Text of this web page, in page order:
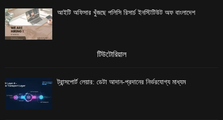
আইটি অফিসার খুঁজছে পলিসি রিসার্চ ইনস্টিটিউট অফ বাংলাদেশ
টিউটোরিয়াল
ট্রান্সপোর্ট লেয়ার: ডেটা আদান-প্রদানের নির্ভরযোগ্য মাধ্যম